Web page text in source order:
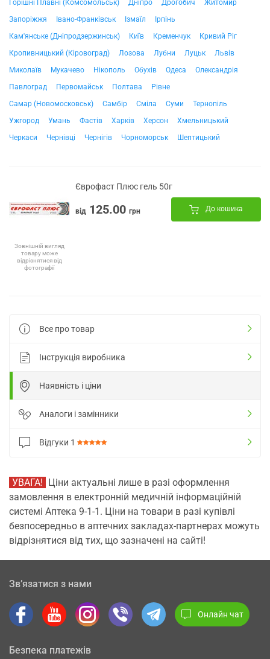
Горішні Плавні (Комсомольськ)
Дніпро Дрогобич
Житомир
Запоріжжя
Івано-Франківськ Ізмаїл
Ірпінь
Кам'янське (Дніпродзержинськ)
Київ Кременчук
Кривий Ріг
Кропивницький (Кіровоград)
Лозова Лубни Луцьк
Львів
Миколаїв
Мукачево Нікополь Обухів Одеса
Олександрія
Павлоград
Первомайськ Полтава
Рівне
Самар (Новомосковськ)
Самбір Сміла Суми
Тернопіль
Ужгород
Умань Фастів Харків Херсон
Хмельницький
Черкаси
Чернівці Чернігів Чорноморськ Шептицький
Зовнішній вигляд
товару може
відрізнятися від
фотографії
Єврофаст Плюс гель 50г
від 125.00 грн До кошика
Все про товар
Інструкція виробника
Наявність і ціни
Аналоги і замінники
Відгуки 1
УВАГА! Ціни актуальні лише в разі оформлення
замовлення в електронній медичній інформаційній
системі Аптека 9-1-1. Ціни на товари в разі купівлі
безпосередньо в аптечних закладах-партнерах можуть
відрізнятися від тих, що зазначені на сайті!
Зв’язатися з нами
Онлайн чат
Безпека платежів